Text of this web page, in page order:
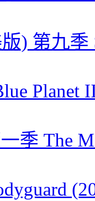
) 第九季
Planet
季 The